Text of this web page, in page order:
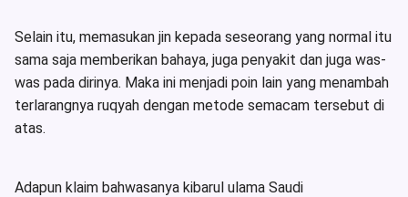
Selain itu, memasukan jin kepada seseorang yang normal itu
sama saja memberikan bahaya, juga penyakit dan juga was-
was pada dirinya. Maka ini menjadi poin lain yang menambah
terlarangnya ruqyah dengan metode semacam tersebut di
atas.
Adapun klaim bahwasanya kibarul ulama Saudi